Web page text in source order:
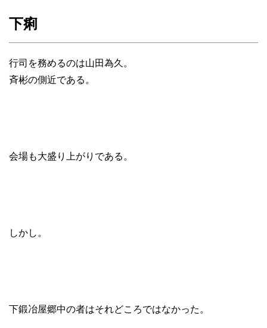
下痢
行司を務めるのは山田為久。
斉彬の側近である。
会場も大盛り上がりである。
しかし。
下鍛冶屋郷中の者はそれどころではなかった。